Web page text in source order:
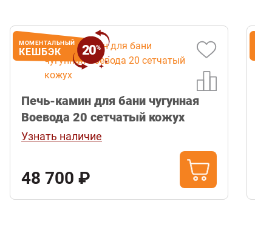
МОМЕНТАЛЬНЫЙ
КЕШБЭК 20%
Печь-камин для бани чугунная
Воевода 20 сетчатый кожух
Узнать наличие
48 700 ₽